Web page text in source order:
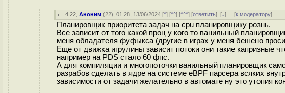
4.22 ,Аноним (22), 01:28, 13/06/2024 [^] [^^] [^^^] [ответить][↓] [к модератору]
Планировщик приоритета задач на cpu планировщику рознь.
Все зависит от того какой проц у кого то ванильный
меня обладателя фуфыкса (другие в играх у меня бешено
Еще от движка игрулины зависит потоки они такие
например на PDS стало 60 фпс.
А для компиляции и многопоточки ванильный планировщик
разрабов сделать в ядре на системе eBPF парсера всяких
зависимости от задачи желательно в автомате ну это утопия